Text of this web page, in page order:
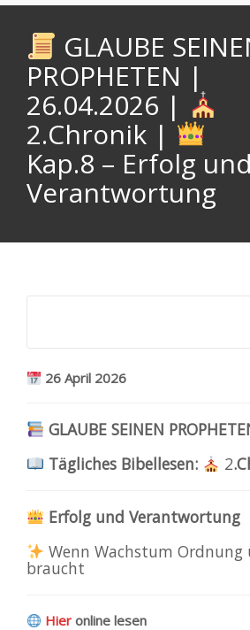
GLAUBE
PROPHETEN |
26.04.2026 |
2.Chronik |
Kap.8 – Erfolg und
Verantwortung
26 April 2026
GLAUBE SEINEN
Tägliches Bibellesen:
2
Erfolg und Verantwortung
Wenn Wachstum Ordnung
braucht
Hier online lesen